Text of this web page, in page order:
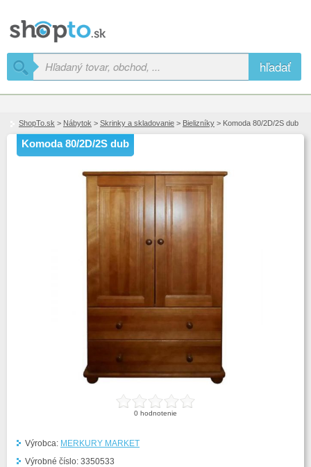
hľadať
ShopTo.sk > Nábytok > Skrinky a skladovanie > Bielizníky > Komoda 80/2D/2S dub
Komoda 80/2D/2S dub
0 hodnotenie
Výrobca: MERKURY MARKET
Výrobné číslo: 3350533